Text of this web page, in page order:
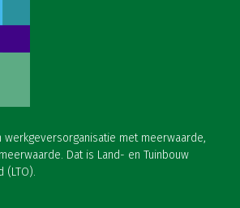
werkgeversorganisatie met meerwaarde,
Dat is Land- en Tuinbouw
(LTO).